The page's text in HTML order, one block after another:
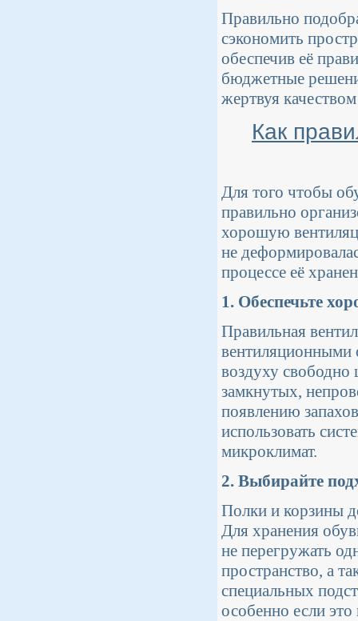
Правильно
сэкономить
обеспечив её
бюджетные
жертвуя
Как
Для того чтобы
правильно
хорошую
не
процессе её
1. Обеспечьте
Правильная
вентиляционными
воздуху свободно
замкнутых,
появлению
использовать
микроклимат.
2. Выбирайте
Полки и корзины
Для хранения
не перегружать
пространство, а
специальных
особенно если